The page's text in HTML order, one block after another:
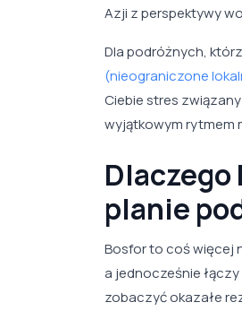
Azji z perspektywy
Dla podróżnych,
(nieograniczone
Ciebie stres
wyjątkowym rytmem
Dlaczego
planie
Bosfor to coś więcej
a jednocześnie
zobaczyć okazałe